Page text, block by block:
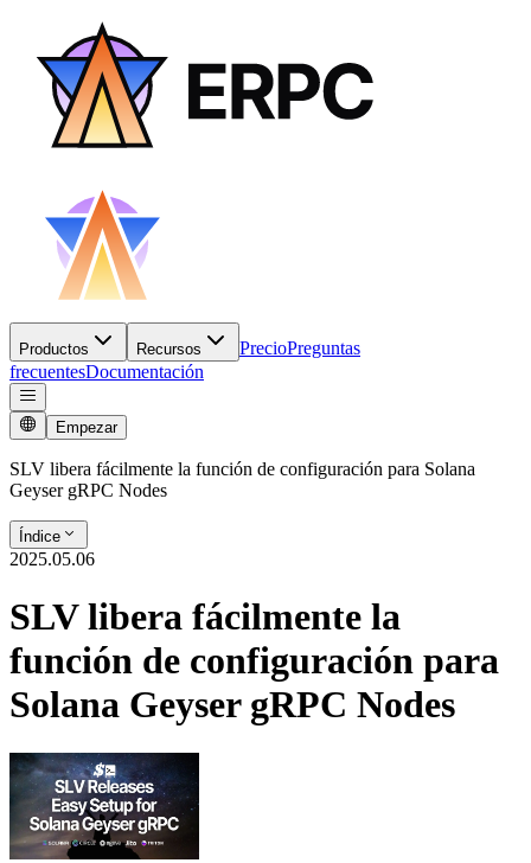
Productos Recursos PrecioPreguntas
frecuentesDocumentación
Empezar
SLV libera fácilmente la función de configuración para Solana
Geyser gRPC Nodes
Índice
2025.05.06
SLV libera fácilmente la
función de configuración para
Solana Geyser gRPC Nodes